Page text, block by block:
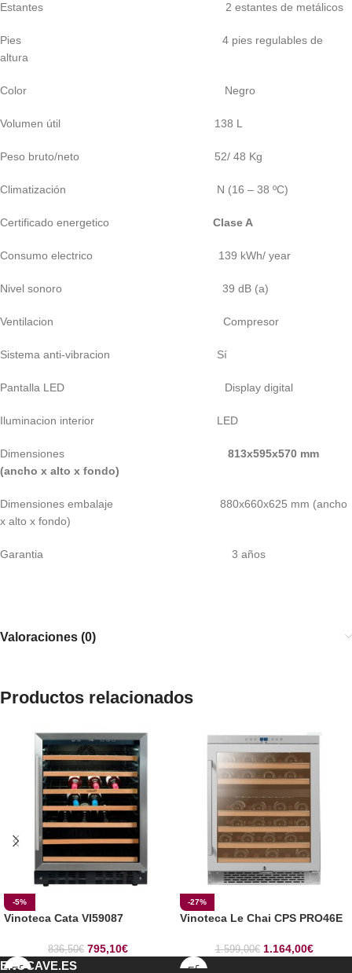
Estantes 2 estantes de metálicos
Pies 4 pies regulables de
altura
Color Negro
Volumen útil 138 L
Peso bruto/neto 52/ 48 Kg
Climatización N (16 – 38 ºC)
Certificado energetico Clase A
Consumo electrico 139 kWh/ year
Nivel sonoro 39 dB (a)
Ventilacion Compresor
Sistema anti-vibracion Sí
Pantalla LED Display digital
Iluminacion interior LED
Dimensiones 813x595x570 mm
(ancho x alto x fondo)
Dimensiones embalaje 880x660x625 mm (ancho
x alto x fondo)
Garantia 3 años
Valoraciones (0)
Productos relacionados
-5%
Vinoteca Cata VI59087
836,50€ 795,10€
-27%
Vinoteca Le Chai CPS PRO46E
1.599,00€ 1.164,00€
ENOCAVE.ES